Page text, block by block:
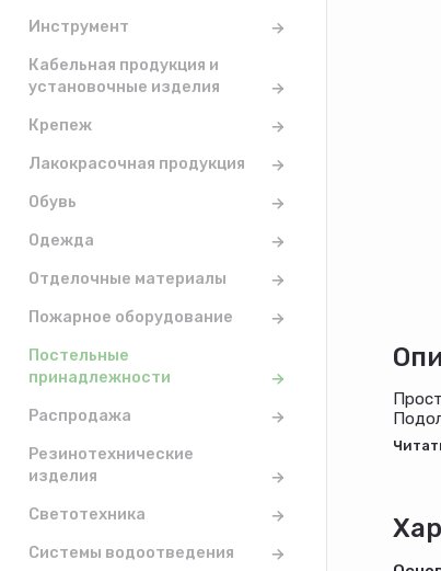
Инструмент
Кабельная продукция и
установочные изделия
Крепеж
Лакокрасочная продукция
Обувь
Одежда
Отделочные материалы
Пожарное оборудование
Постельные
принадлежности
Распродажа
Резинотехнические
изделия
Светотехника
Системы водоотведения